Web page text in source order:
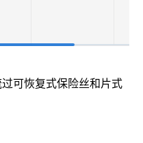
可恢复式保险丝和片式